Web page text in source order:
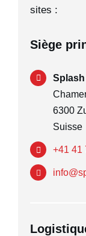
sites :
Siège
6300
Suisse
+41 41